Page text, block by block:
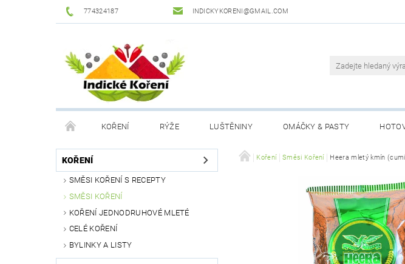
774324187 INDICKYKORENI@GMAIL.COM
KOŘENÍ RÝŽE LUŠTĚNINY OMÁČKY & PASTY
DROGERIE PODMÍNKY OCHRANY OSOBNÍCH ÚDAJŮ OBCHODNÍ PODMÍNKY
KOŘENÍ
SMĚSI KOŘENÍ S RECEPTY
SMĚSI KOŘENÍ
KOŘENÍ JEDNODRUHOVÉ MLETÉ
CELÉ KOŘENÍ
BYLINKY A LISTY
Koření Směsi Koření Heera mletý kmín